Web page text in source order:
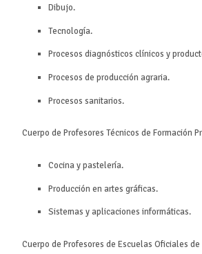
Dibujo.
Tecnología.
Procesos diagnósticos clínicos y
Procesos de producción agraria.
Procesos sanitarios.
Cuerpo de Profesores Técnicos de Formación
Cocina y pastelería.
Producción en artes gráficas.
Sistemas y aplicaciones informáticas.
Cuerpo de Profesores de Escuelas Oficiales